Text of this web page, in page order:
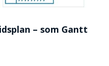
– som Gantt